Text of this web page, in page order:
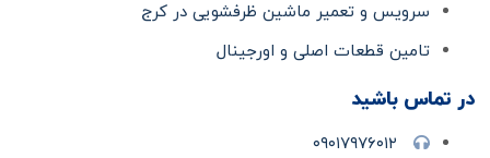
سرویس و تعمیر ماشین ظرفشویی در کرج
تامین قطعات اصلی و اورجینال
در تماس باشید
۰۹۰۱۷۹۷۶۰۱۲